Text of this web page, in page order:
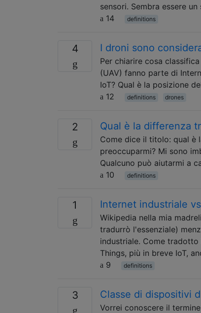
sensori. Sembra essere
14
definitions
4 I droni sono
Per chiarire cosa
(UAV) fanno parte di
IoT? Qual è la posizione
12
definitions drones
2 Qual è la differenza
Come dice il titolo: qual è
preoccuparmi? Mi sono
Qualcuno può aiutarmi a
10
definitions
1 Internet industriale
Wikipedia nella mia
tradurrò l'essenziale)
industriale. Come
Things, più in breve IoT,
9
definitions
3 Classe di dispositivi
Vorrei conoscere il